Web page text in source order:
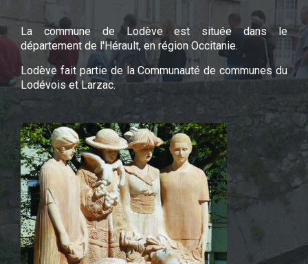
La commune de Lodève est située dans le
département de l'Hérault, en région Occitanie.
Lodève fait partie de la Communauté de communes du
Lodévois et Larzac.